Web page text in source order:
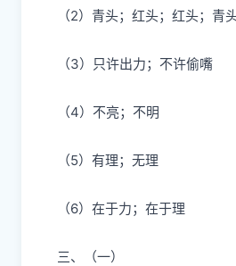
（2）青头；红头；红头；青
（3）只许出力；不许偷嘴
（4）不亮；不明
（5）有理；无理
（6）在于力；在于理
三、 （一）